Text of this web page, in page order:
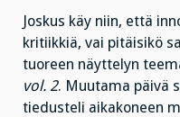
Joskus käy niin, että
kritiikkiä, vai pitäisikö
tuoreen näyttelyn
vol. 2. Muutama päivä
tiedusteli aikakoneen